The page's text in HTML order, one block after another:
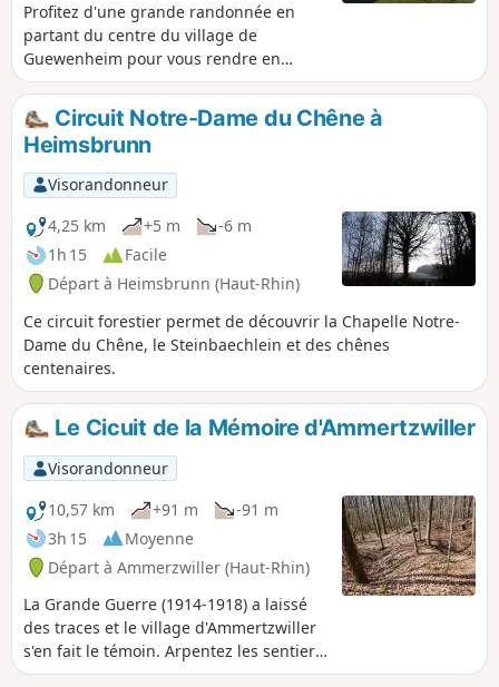
Profitez d'une grande randonnée en
partant du centre du village de
Guewenheim pour vous rendre en
direction du Col du Hundsruck. Vous
pourrez profiter de belles vues sur la
plaine, sur le Lac de Michelbach, des
hauteurs des Bourbach et prendre un
repas au Chalet du Hochburg à
Rammersmatt. Par beau temps, vous
pourrez espérer apercevoir les
montagnes enneigées des Alpes.
Circuit Notre-Dame du Chêne à
Heimsbrunn
Visorandonneur
4,25 km
+5 m
-6 m
1h 15
Facile
Départ à Heimsbrunn (Haut-Rhin)
Ce circuit forestier permet de découvrir la Chapelle Notre-
Dame du Chêne, le Steinbaechlein et des chênes
centenaires.
Le Cicuit de la Mémoire d'Ammertzwiller
Visorandonneur
10,57 km
+91 m
-91 m
3h 15
Moyenne
Départ à Ammerzwiller (Haut-Rhin)
La Grande Guerre (1914-1918) a laissé
des traces et le village d'Ammertzwiller
s'en fait le témoin. Arpentez les sentiers
forestiers et apprenez-en davantage sur